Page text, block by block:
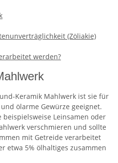
(Zöliakie)
werden?
Keramik Mahlwerk ist sie für
ölarme Gewürze geeignet.
Leinsamen oder
verschmieren und sollte
mit Getreide verarbeitet
etwa 5% ölhaltiges zusammen